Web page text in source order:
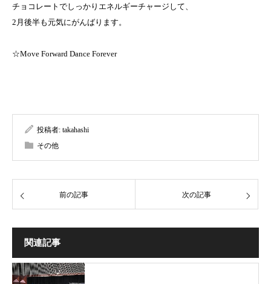
チョコレートでしっかりエネルギーチャージして、
2月後半も元気にがんばります。
☆Move Forward Dance Forever
投稿者: takahashi
その他
前の記事 次の記事
関連記事